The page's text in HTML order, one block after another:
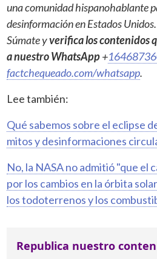
una comunidad hispanohablante
desinformación en Estados
Súmate yverifica los contenidos
a nuestro WhatsApp+
factchequeado.com/whatsapp.
Lee también:
Qué sabemos sobre el eclipse
mitos y desinformaciones
No, la NASA no admitió "que el
por los cambios en la órbita
los todoterrenos y los
Republica nuestro